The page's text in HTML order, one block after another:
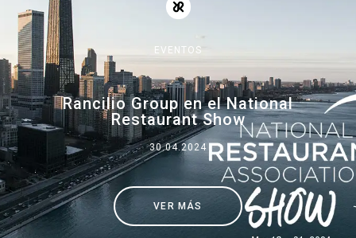
EVENTOS
Rancilio Group en el National
Restaurant Show
30.04.2024
VER MÁS
Our brands
Group
Noticias